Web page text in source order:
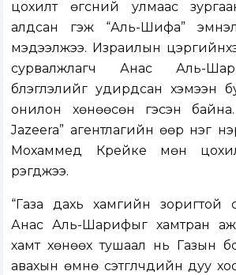
цохилт өгсний улмаас
алдсан гэж “Аль-Шифа”
мэдээлжээ. Израилын
сурвалжлагч Анас Аль-
бүлэглэлийг удирдсан хэмээн
онилон хөнөөсөн гэсэн
Jazeera” агентлагийн өөр нэг нэр
Мохаммед Крейке мөн
үрэгджээ.
“Газа дахь хамгийн зоригтой
Анас Аль-Шарифыг хамтран
хамт хөнөөх тушаал нь Газын
авахын өмнө сэтгүүлчдийн дуу